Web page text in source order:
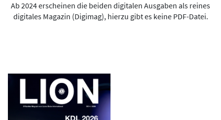
Ab 2024 erscheinen die beiden digitalen Ausgaben als reines
digitales Magazin (Digimag), hierzu gibt es keine PDF-Datei.